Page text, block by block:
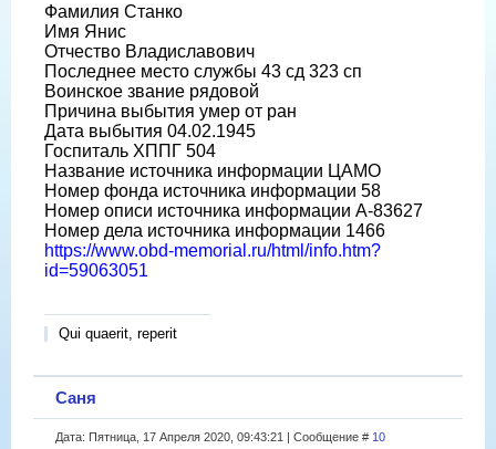
Фамилия Станко
Имя Янис
Отчество Владиславович
Последнее место службы 43 сд 323 сп
Воинское звание рядовой
Причина выбытия умер от ран
Дата выбытия 04.02.1945
Госпиталь ХППГ 504
Название источника информации ЦАМО
Номер фонда источника информации 58
Номер описи источника информации А-83627
Номер дела источника информации 1466
https://www.obd-memorial.ru/html/info.htm?
id=59063051
Qui quaerit, reperit
Саня
Дата: Пятница, 17 Апреля 2020, 09:43:21 | Сообщение # 10